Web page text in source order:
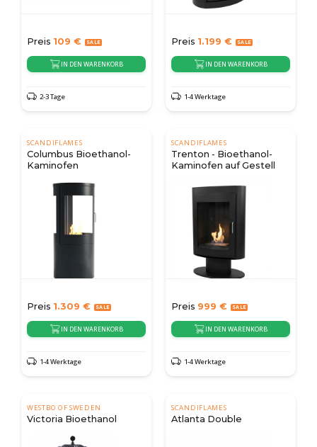
Preis 109 €
IN DEN WARENKORB
2-3 Tage
Preis 1.199 €
IN DEN WARENKORB
1-4 Werktage
SCANDIFLAMES
Columbus Bioethanol-
Kaminofen
Preis 1.309 €
IN DEN WARENKORB
1-4 Werktage
SCANDIFLAMES
Trenton - Bioethanol-
Kaminofen auf Gestell
Preis 999 €
IN DEN WARENKORB
1-4 Werktage
WESTBO OF SWEDEN
Victoria Bioethanol
SCANDIFLAMES
Atlanta Double